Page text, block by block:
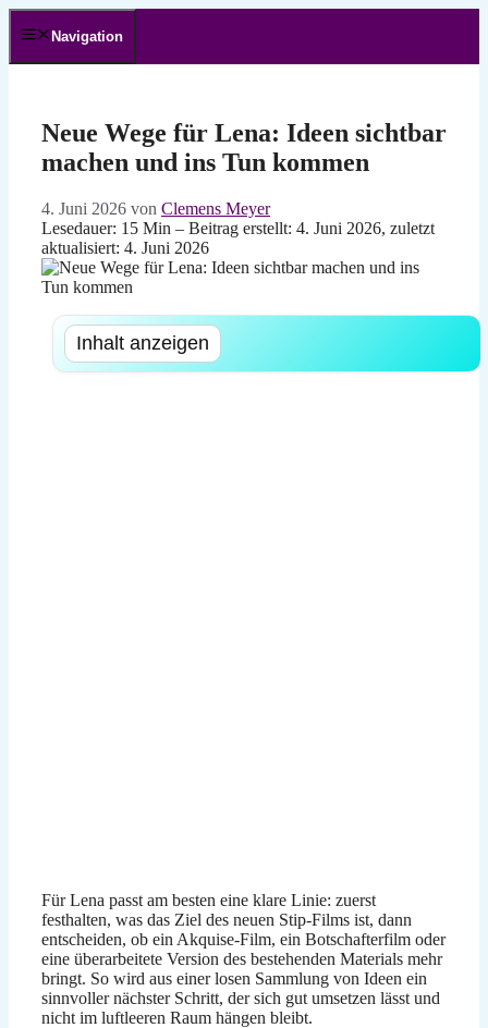
Zum
Inhalt Navigation
Neue Wege für Lena: Ideen sichtbar
machen und ins Tun kommen
4. Juni 2026 von Clemens Meyer
Lesedauer: 15 Min – Beitrag erstellt: 4. Juni 2026, zuletzt
aktualisiert: 4. Juni 2026
Inhalt anzeigen
Für Lena passt am besten eine klare Linie: zuerst
festhalten, was das Ziel des neuen Stip-Films ist, dann
entscheiden, ob ein Akquise-Film, ein Botschafterfilm oder
eine überarbeitete Version des bestehenden Materials mehr
bringt. So wird aus einer losen Sammlung von Ideen ein
sinnvoller nächster Schritt, der sich gut umsetzen lässt und
nicht im luftleeren Raum hängen bleibt.